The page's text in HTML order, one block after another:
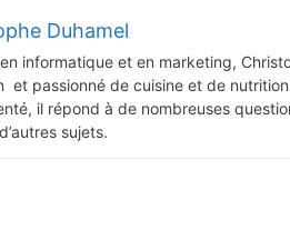
Duhamel
informatique et en marketing,
et passionné de cuisine et de
il répond à de nombreuses
sujets.